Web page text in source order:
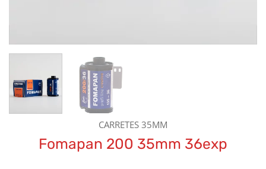
CARRETES 35MM
Fomapan 200 35mm 36exp